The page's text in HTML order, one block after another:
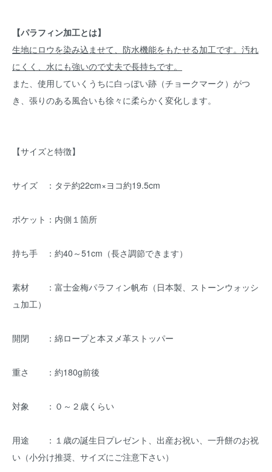
【パラフィン加工とは】
生地にロウを染み込ませて、防水機能をもたせる加工です。汚れ
にくく、水にも強いので丈夫で長持ちです。
また、使用していくうちに白っぽい跡（チョークマーク）がつ
き、張りのある風合いも徐々に柔らかく変化します。
【サイズと特徴】
サイズ ：タテ約22cm×ヨコ約19.5cm
ポケット：内側１箇所
持ち手 ：約40～51cm（長さ調節できます）
素材 ：富士金梅パラフィン帆布（日本製、ストーンウォッシ
ュ加工）
開閉 ：綿ロープと本ヌメ革ストッパー
重さ ：約180g前後
対象 ：０～２歳くらい
用途 ：１歳の誕生日プレゼント、出産お祝い、一升餅のお祝
い（小分け推奨、サイズにご注意下さい）